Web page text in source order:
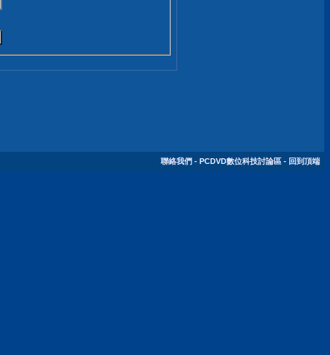
聯絡我們 - PCDVD數位科技討論區 - 回到頂端